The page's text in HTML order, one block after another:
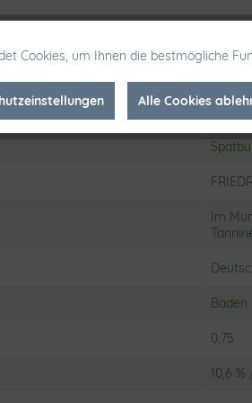
Im
Baden
0,75
10,6 %
Cookies, um Ihnen die bestmögliche
Alle Cookies